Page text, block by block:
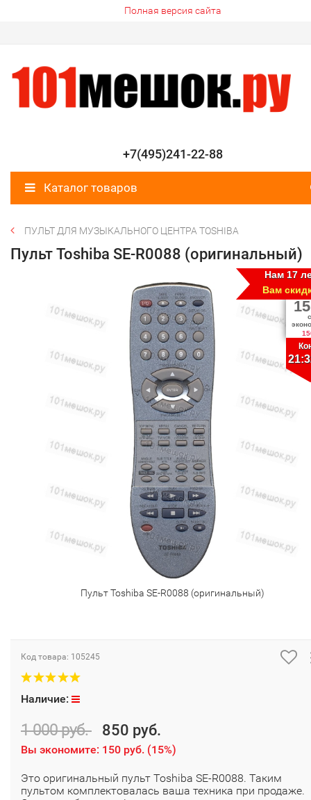
Полная версия сайта
+7(495)241-22-88
Каталог товаров
ПУЛЬТ ДЛЯ МУЗЫКАЛЬНОГО ЦЕНТРА TOSHIBA
Пульт Toshiba SE-R0088 (оригинальный)
Пульт Toshiba SE-R0088 (оригинальный)
Нам 17
Вам
15
Код товара: 105245
Наличие:
1 000 руб. 850 руб.
Вы экономите: 150 руб. (15%)
Это оригинальный пульт Toshiba SE-R0088. Таким
пультом комплектовалась ваша техника при продаже.